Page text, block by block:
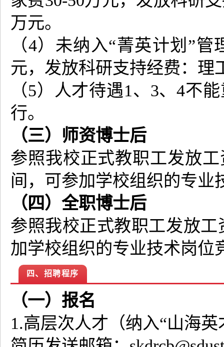
万元。
（4）未纳入“菁英计划”
元，发放科研支持经费：理
（5）人才待遇1、3、4不
行。
（三）师资博士后
参照我校正式教职工发放
间，可参加学校组织的专业
（四）全职博士后
参照我校正式教职工发放
加学校组织的专业技术岗位
四、招聘程序
（一）报名
1.高层次人才（纳入“山海